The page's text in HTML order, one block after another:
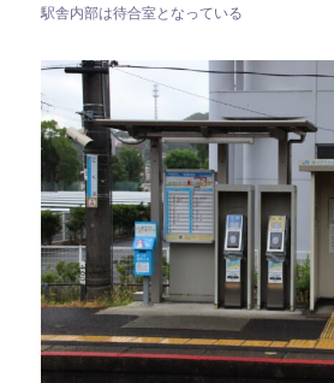
駅舎内部は待合室となっている